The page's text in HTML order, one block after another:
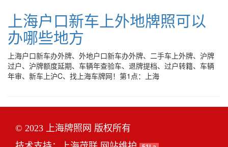
上海户口新车上外地牌照可以
办哪些地方
上海户口新车办外牌、外地户口新车办外牌、二手车上外牌、沪牌
过户、沪牌额度延期、车辆年查验车、退牌提档、过户转籍、车辆
年审、新车上沪C、找上海车牌网！第1点：上海
© 2023 上海牌照网 版权所有